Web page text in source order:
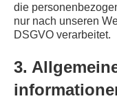
die
nur nach unseren
DSGVO verarbeitet.
3.